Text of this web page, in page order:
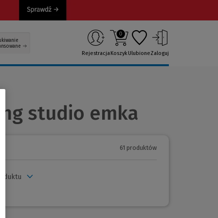
Rejestracja
0
KoszykUlubioneZaloguj
studio emka
61 produktów